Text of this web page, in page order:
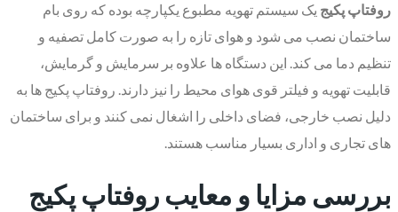
روفتاپ پکیج یک سیستم تهویه مطبوع یکپارچه بوده که روی بام
ساختمان نصب می شود و هوای تازه را به صورت کامل تصفیه و
تنظیم دما می کند. این دستگاه ها علاوه بر سرمایش و گرمایش،
قابلیت تهویه و فیلتر قوی هوای محیط را نیز دارند. روفتاپ پکیج ها به
دلیل نصب خارجی، فضای داخلی را اشغال نمی کنند و برای ساختمان
های تجاری و اداری بسیار مناسب هستند.
بررسی مزایا و معایب روفتاپ پکیج